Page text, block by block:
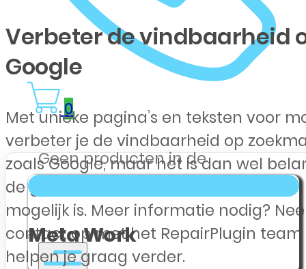
0
Geen producten in de
winkelwagen.
Verbeter de vindbaarheid
Google
Met unieke pagina’s en teksten voor
verbeter je de vindbaarheid op
zoals Google, maar het is dan wel
de geschreven content voor elk model
mogelijk is. Meer informatie nodig?
contact op met het RepairPlugin team
helpen je graag verder.
Meta Work